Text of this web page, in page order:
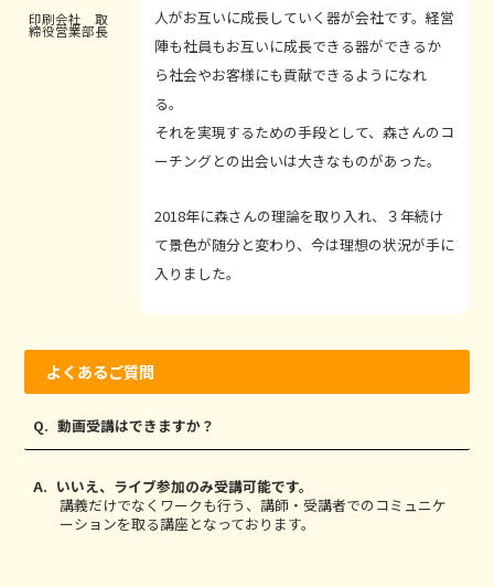
印刷会社 取
締役営業部長
人がお互いに成長していく器が会社です。経営
陣も社員もお互いに成長できる器ができるか
ら社会やお客様にも貢献できるようになれ
る。
それを実現するための手段として、森さんのコ
ーチングとの出会いは大きなものがあった。
2018年に森さんの理論を取り入れ、３年続け
て景色が随分と変わり、今は理想の状況が手に
入りました。
よくあるご質問
動画受講はできますか？
いいえ、ライブ参加のみ受講可能です。
講義だけでなくワークも行う、講師・受講者でのコミュニケ
ーションを取る講座となっております。